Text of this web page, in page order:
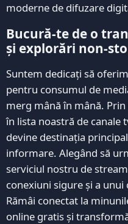
moderne de difuzare
Bucură-te de o
și explorări non-
Suntem dedicați să
pentru consumul de
merg mână în mână.
în lista noastră de
devine destinația
informare. Alegând să
serviciul nostru de
conexiuni sigure și a
Rămâi conectat la
online gratis și